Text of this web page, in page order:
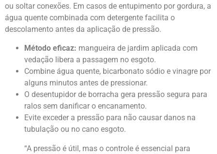
ou soltar conexões. Em casos de entupimento por gordura, a
água quente combinada com detergente facilita o
descolamento antes da aplicação de pressão.
Método eficaz: mangueira de jardim aplicada com
vedação libera a passagem no esgoto.
Combine água quente, bicarbonato sódio e vinagre por
alguns minutos antes de pressionar.
O desentupidor de borracha gera pressão segura para
ralos sem danificar o encanamento.
Evite exceder a pressão para não causar danos na
tubulação ou no cano esgoto.
“A pressão é útil, mas o controle é essencial para